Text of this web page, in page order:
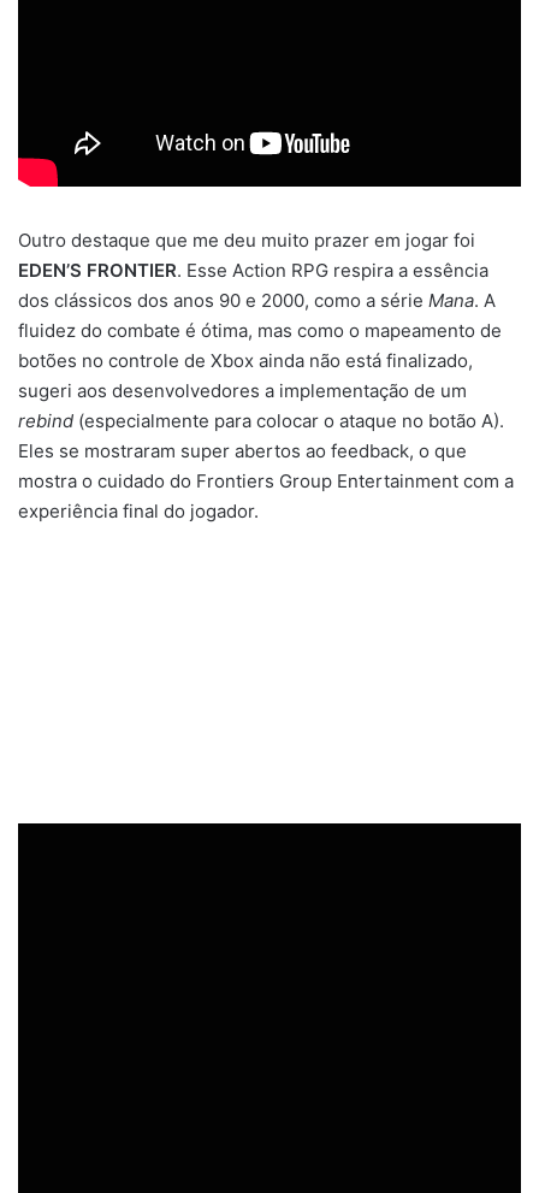
Outro destaque que me deu muito prazer em jogar foi
EDEN’S FRONTIER. Esse Action RPG respira a essência
dos clássicos dos anos 90 e 2000, como a série Mana. A
fluidez do combate é ótima, mas como o mapeamento de
botões no controle de Xbox ainda não está finalizado,
sugeri aos desenvolvedores a implementação de um
rebind (especialmente para colocar o ataque no botão A).
Eles se mostraram super abertos ao feedback, o que
mostra o cuidado do Frontiers Group Entertainment com a
experiência final do jogador.